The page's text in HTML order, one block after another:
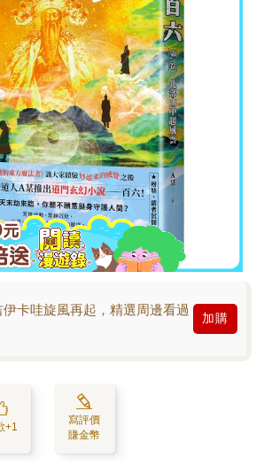
卡哇旋風再起，精選周邊看過
加購
+1
寫評價
賺金幣